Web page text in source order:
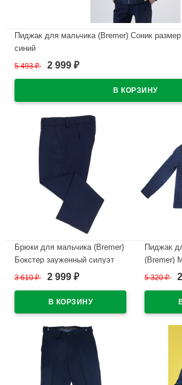
Пиджак для мальчика (Bremer) Соник
синий
В наличии
5 493₽ 2 999 ₽
Брюки для мальчика (Bremer)
Бокстер зауженный силуэт
размер 30/128-42/170 цвет
3 610₽ 2 999 ₽
Пиджак
(Bremer)
32/140-
5 320₽